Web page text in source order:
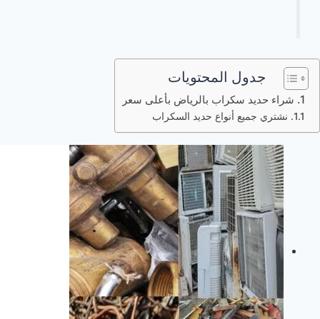
جدول المحتويات
شراء حديد سكراب بالرياض بأعلى سعر
نشتري جميع أنواع حديد السكراب